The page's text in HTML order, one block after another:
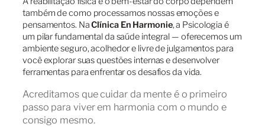
também de como processamos nossas emoções e
pensamentos. NaClínica En Harmonie, a Psicologia é
um pilar fundamental da saúde integral — oferecemos um
ambiente seguro, acolhedor e livre de julgamentos para
você explorar suas questões internas e desenvolver
ferramentas para enfrentar os desafios da vida.
Acreditamos que cuidar da mente é o primeiro
passo para viver em harmonia com o mundo e
consigo mesmo.